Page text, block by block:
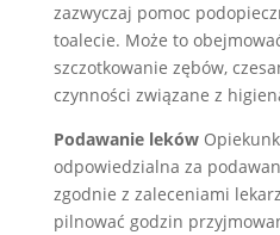
zazwyczaj pomoc
toalecie. Może to
szczotkowanie zębów,
czynności związane z
Podawanie leków
odpowiedzialna za
zgodnie z zaleceniami
pilnować godzin